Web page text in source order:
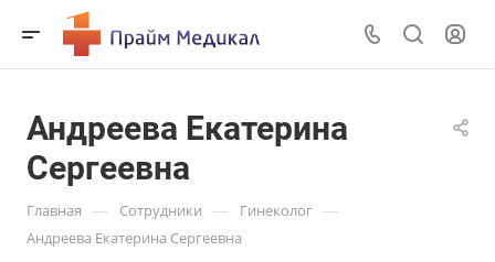
Андреева Екатерина
Сергеевна
Главная — Сотрудники — Гинеколог —
Андреева Екатерина Сергеевна